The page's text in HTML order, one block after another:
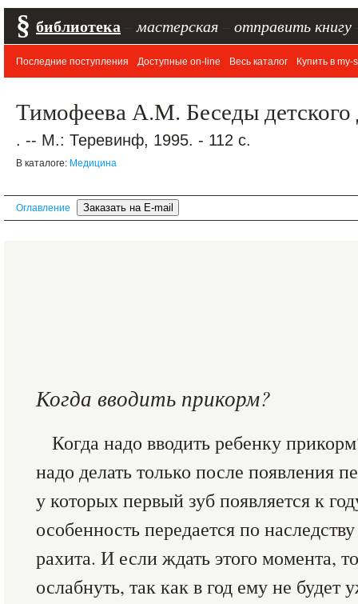
§ библиотека мастерская отправить книгу
Последние поступления Доступные on-line Весь каталог Купить в my-
Тимофеева А.М. Беседы детского
. -- М.: Теревинф, 1995. - 112 с.
В каталоге: Медицина
Оглавление
Когда вводить прикорм?
Когда надо вводить ребенку
надо делать только после появления
у которых первый зуб появляется к
особенность передается по
рахита. И если ждать этого момента,
ослабнуть, так как в год ему не будет